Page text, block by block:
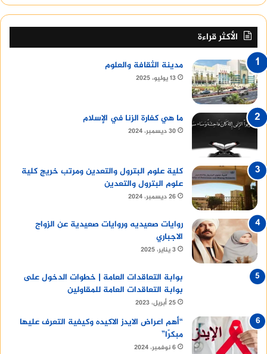
الأكثر قراءة
مدينة الثقافة والعلوم
13 يوليو، 2025
ما هي كفارة الزنا في الإسلام
30 ديسمبر، 2024
كلية علوم البترول والتعدين ومرتب خريج كلية
علوم البترول والتعدين
26 ديسمبر، 2024
روايات صعيديه وروايات صعيدية عن الزواج
الاجباري
3 يناير، 2025
بوابة التعاقدات العامة | خطوات الدخول على
بوابة التعاقدات العامة للمقاولين
25 أبريل، 2023
“أهم اعراض الايدز الاكيده وكيفية التعرف عليها
مبكرًا”
6 نوفمبر، 2024